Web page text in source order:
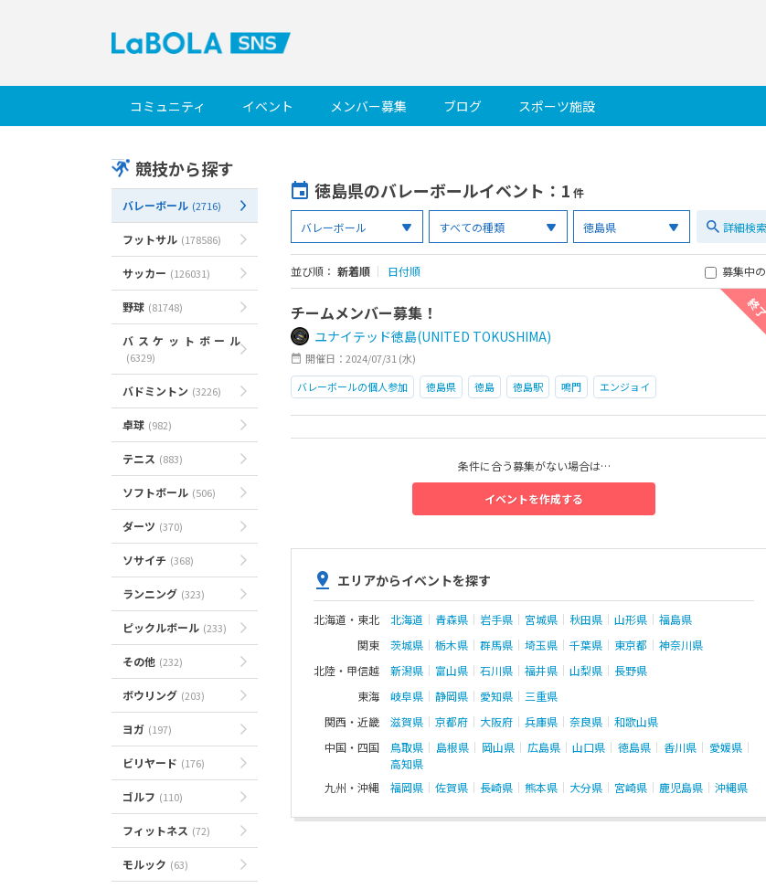
コミュニティ イベント メンバー募集 ブログ スポーツ施設
競技から探す
バレーボール (2716)
フットサル (178586)
サッカー (126031)
野球 (81748)
バスケットボール
(6329)
バドミントン (3226)
卓球 (982)
テニス (883)
ソフトボール (506)
ダーツ (370)
ソサイチ (368)
ランニング (323)
ピックルボール (233)
その他 (232)
ボウリング (203)
ヨガ (197)
ビリヤード (176)
ゴルフ (110)
フィットネス (72)
モルック (63)
徳島県のバレーボールイベント ：1 件
詳細検索
並び順： 新着順 ｜ 日付順 募集中
チームメンバー募集！
ユナイテッド徳島(UNITED TOKUSHIMA)
終了
開催日：2024/07/31 (水)
バレーボールの個人参加
徳島県 徳島 徳島駅 鳴門 エンジョイ
条件に合う募集がない場合は…
イベントを作成する
エリアからイベントを探す
北海道・東北 北海道 青森県 岩手県 宮城県 秋田県 山形県
福島県
関東
茨城県 栃木県 群馬県 埼玉県 千葉県 東京都
神奈川県
北陸・甲信越
新潟県 富山県 石川県 福井県 山梨県
長野県
東海
岐阜県 静岡県 愛知県
三重県
関西・近畿
滋賀県 京都府 大阪府 兵庫県 奈良県
和歌山県
中国・四国
鳥取県 島根県 岡山県 広島県 山口県 徳島県 香川県
愛媛県
高知県
九州・沖縄
福岡県 佐賀県 長崎県 熊本県 大分県 宮崎県 鹿児島県 沖縄県